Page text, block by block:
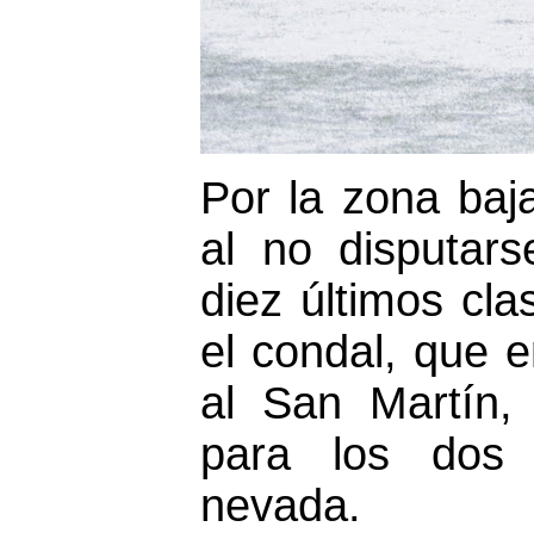
Por la zona
al no
diez últimos
el condal, que
al San Martín,
para los dos
nevada.